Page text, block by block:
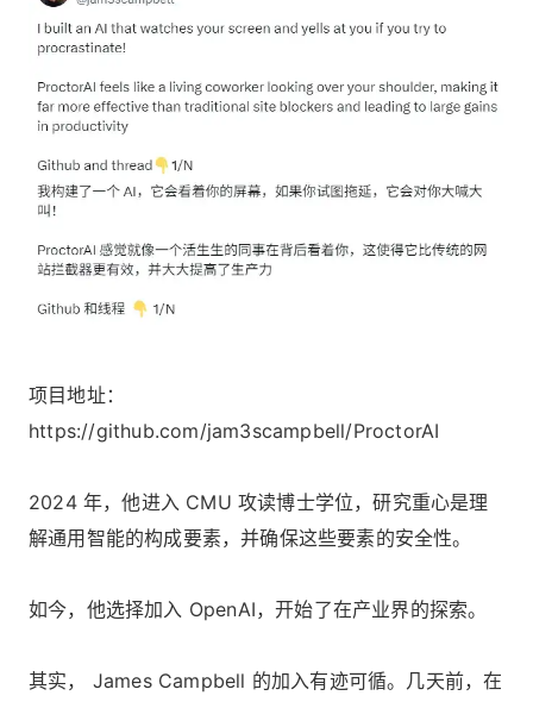
项目地址：
https://github.com/jam3scampbell/ProctorAI
2024 年，他进入 CMU 攻读博士学位，研究重心是理
解通用智能的构成要素，并确保这些要素的安全性。
如今，他选择加入 OpenAI，开始了在产业界的探索。
其实， James Campbell 的加入有迹可循。几天前，在